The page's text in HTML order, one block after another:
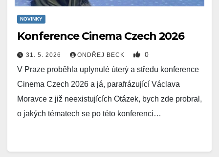
NOVINKY
Konference Cinema Czech 2026
31. 5. 2026 ONDŘEJ BECK 0
V Praze proběhla uplynulé úterý a středu konference
Cinema Czech 2026 a já, parafrázující Václava
Moravce z již neexistujících Otázek, bych zde probral,
o jakých tématech se po této konferenci…